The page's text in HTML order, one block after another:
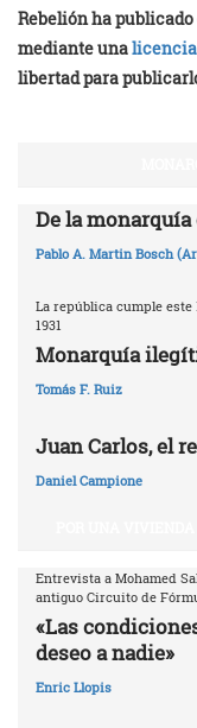
Rebelión ha
mediante unalicencia
libertad para
De la monarquía
Pablo A. Martin Bosch
La república cumple este
1931
Monarquía
Tomás F. Ruiz
Juan Carlos, el
Daniel Campione
Entrevista a Mohamed
antiguo Circuito de
«Las
deseo a nadie»
Enric Llopis